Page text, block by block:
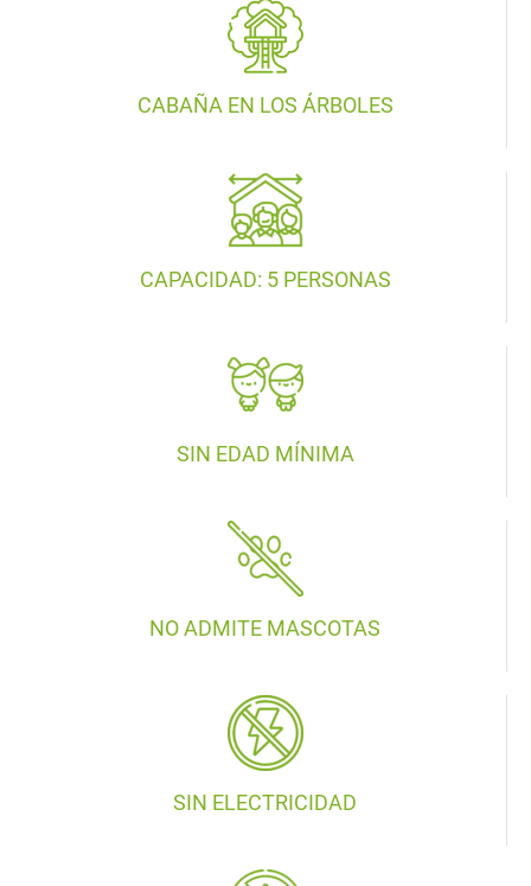
CABAÑA EN LOS ÁRBOLES
CAPACIDAD: 5 PERSONAS
SIN EDAD MÍNIMA
NO ADMITE MASCOTAS
SIN ELECTRICIDAD